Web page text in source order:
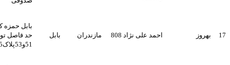
احمد علی نژاد 808 مازندران بابل
بابل حمزه کلا بلوار جانبازان
حد فاصل توحید